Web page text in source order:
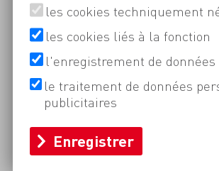
les cookies techniquement
les cookies liés à la fonction
l'enregistrement de
le traitement de données
publicitaires
Enregistrer